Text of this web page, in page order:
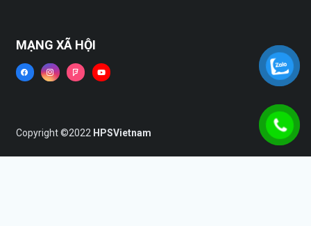
MẠNG XÃ HỘI
Copyright ©2022 HPSVietnam